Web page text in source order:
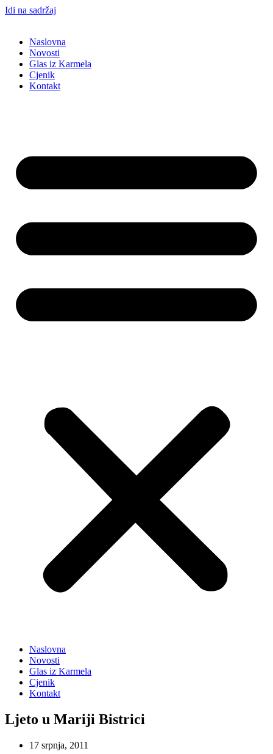
Idi na sadržaj
Naslovna
Novosti
Glas iz Karmela
Cjenik
Kontakt
Naslovna
Novosti
Glas iz Karmela
Cjenik
Kontakt
Ljeto u Mariji Bistrici
17 srpnja, 2011